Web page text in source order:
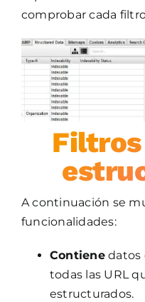
comprobar cada
A continuación se
funcionalidades:
Contienedatos
todas las URL
estructurados.